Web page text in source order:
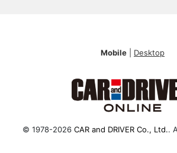
Mobile Desktop
© 1978-2026 CAR and DRIVER Co., Ltd..